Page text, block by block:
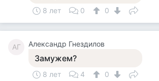
8 лет 0 0
АГ Александр Гнездилов
Замужем?
8 лет 4
0